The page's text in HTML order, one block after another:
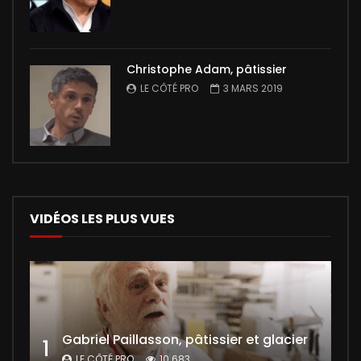
Christophe Adam, pâtissier
LE CÔTÉ PRO 3 MARS 2019
VIDÉOS LES PLUS VUES
1 Gabriel Paillasson, pâtissier et glacier